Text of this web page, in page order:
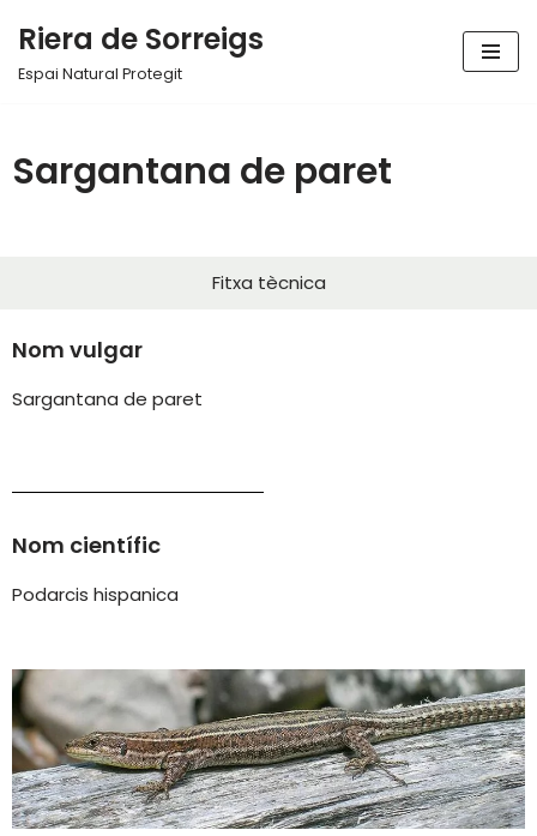
Vés
Riera de Sorreigs
Espai Natural Protegit
Sargantana de paret
Fitxa tècnica
Nom vulgar
Sargantana de paret
Nom científic
Podarcis hispanica